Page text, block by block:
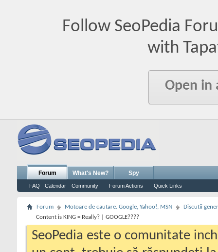
Follow SeoPedia
with
Open in
Forum
FAQ Calendar Community Forum Actions Quick Links
What's New? Spy
Forum Motoare de cautare. Google, Yahoo!, MSN
Discutii
Content is KING = Really? | GOOGLE????
SeoPedia este o comunitate